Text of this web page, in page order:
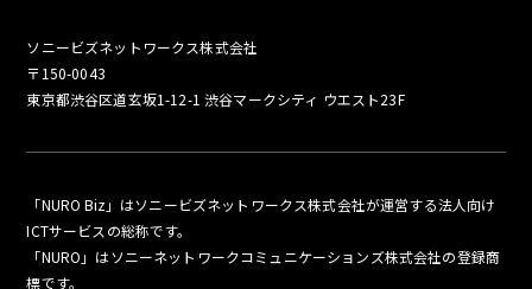
ソニービズネットワークス株式会社
〒150-0043
東京都渋谷区道玄坂1-12-1 渋谷マークシティ ウエスト23F
「NURO Biz」はソニービズネットワークス株式会社が運営する法人向け
ICTサービスの総称です。
「NURO」はソニーネットワークコミュニケーションズ株式会社の登録商
標です。